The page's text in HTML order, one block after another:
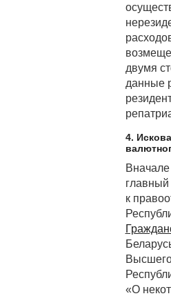
двумя
данные
4.
к
«О